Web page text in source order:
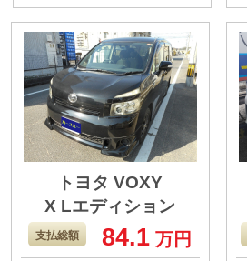
トヨタ VOXY
X Lエディション
支払総額 84.1 万円